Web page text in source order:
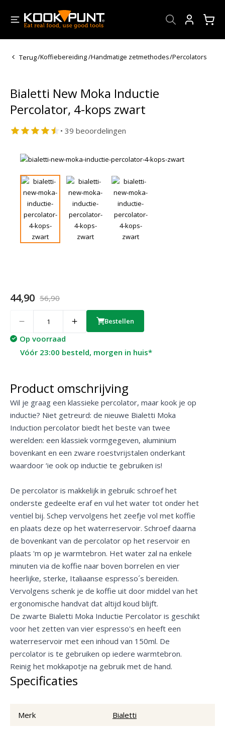
Terug/Koffiebereiding/Handmatige zetmethodes/Percolators
Bialetti New Moka Inductie
Percolator, 4-kops zwart
• 39 beoordelingen
44,90 56,90
Bestellen
Op voorraad
Vóór 23:00 besteld, morgen in huis*
Product omschrijving
Wil je graag een klassieke percolator, maar kook je op
inductie? Niet getreurd: de nieuwe Bialetti Moka
Induction percolator biedt het beste van twee
werelden: een klassiek vormgegeven, aluminium
bovenkant en een zware roestvrijstalen onderkant
waardoor ‘ie ook op inductie te gebruiken is!
De percolator is makkelijk in gebruik: schroef het
onderste gedeelte eraf en vul het water tot onder het
ventiel bij. Schep vervolgens het zeefje vol met koffie
en plaats deze op het waterreservoir. Schroef daarna
de bovenkant van de percolator op het reservoir en
plaats 'm op je warmtebron. Het water zal na enkele
minuten via de koffie naar boven borrelen en vier
heerlijke, sterke, Italiaanse espresso´s bereiden.
Vervolgens schenk je de koffie uit door middel van het
ergonomische handvat dat altijd koud blijft.
De zwarte Bialetti Moka Inductie Percolator is geschikt
voor het zetten van vier espresso's en heeft een
waterreservoir met een inhoud van 150ml. De
percolator is te gebruiken op iedere warmtebron.
Reinig het mokkapotje na gebruik met de hand.
Specificaties
Merk Bialetti